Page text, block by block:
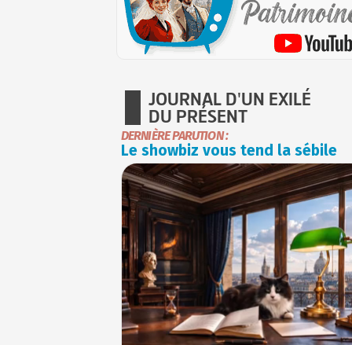
JOURNAL D'UN EXILÉ
DU PRÉSENT
DERNIÈRE PARUTION :
Le showbiz vous tend la sébile